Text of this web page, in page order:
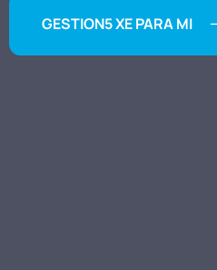
GESTION5 XE PARA MI